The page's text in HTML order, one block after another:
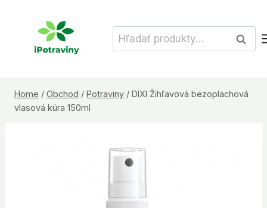
Hľadať:
Home / Obchod / Potraviny / DIXI Žihľavová bezoplachová
vlasová kúra 150ml